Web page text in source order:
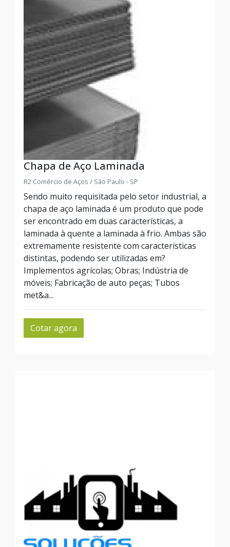
Chapa de Aço Laminada
R2 Comércio de Aços / São Paulo - SP
Sendo muito requisitada pelo setor industrial, a
chapa de aço laminada é um produto que pode
ser encontrado em duas características, a
laminada à quente a laminada à frio. Ambas são
extremamente resistente com características
distintas, podendo ser utilizadas em?
Implementos agrícolas; Obras; Indústria de
móveis; Fabricação de auto peças; Tubos
met&a...
Cotar agora